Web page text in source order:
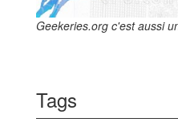
Geekeries.org c'est aussi
Tags